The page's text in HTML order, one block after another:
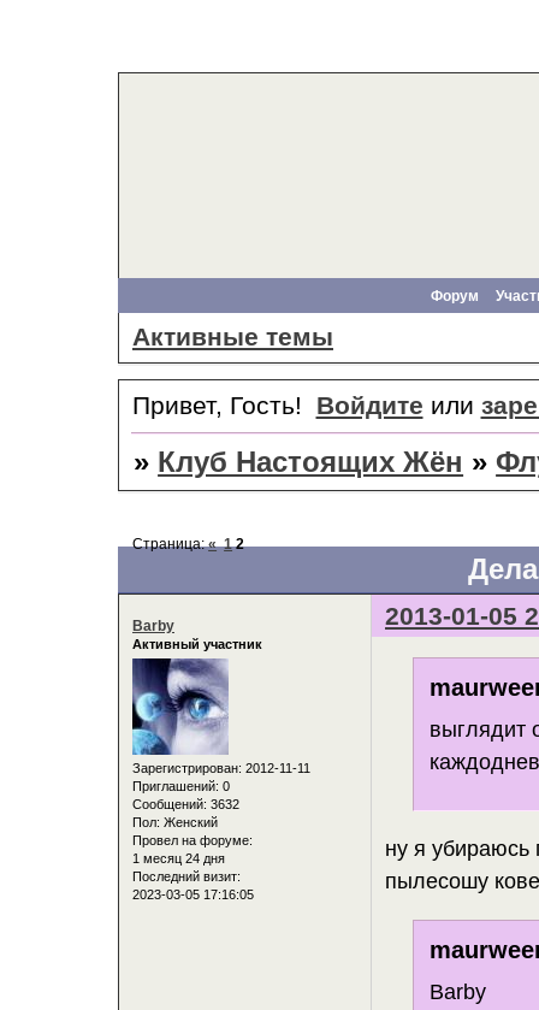
Форум
Активные темы
Привет, Гость! Войдите или
» Клуб Настоящих Жён »
Страница:« 1 2
2013-01-05
Barby
Активный участник
Зарегистрирован: 2012-11-11
Приглашений: 0
Сообщений: 3632
Пол: Женский
Провел на форуме:
1 месяц 24 дня
Последний визит:
2023-03-05 17:16:05
выглядит
ну я убираюсь
пылесошу
Barby